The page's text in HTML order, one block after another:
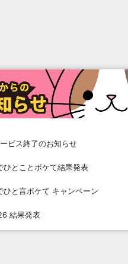
ビス終了のお知らせ
ひとことボケて結果発表
ひと言ボケて キャンペーン
結果発表